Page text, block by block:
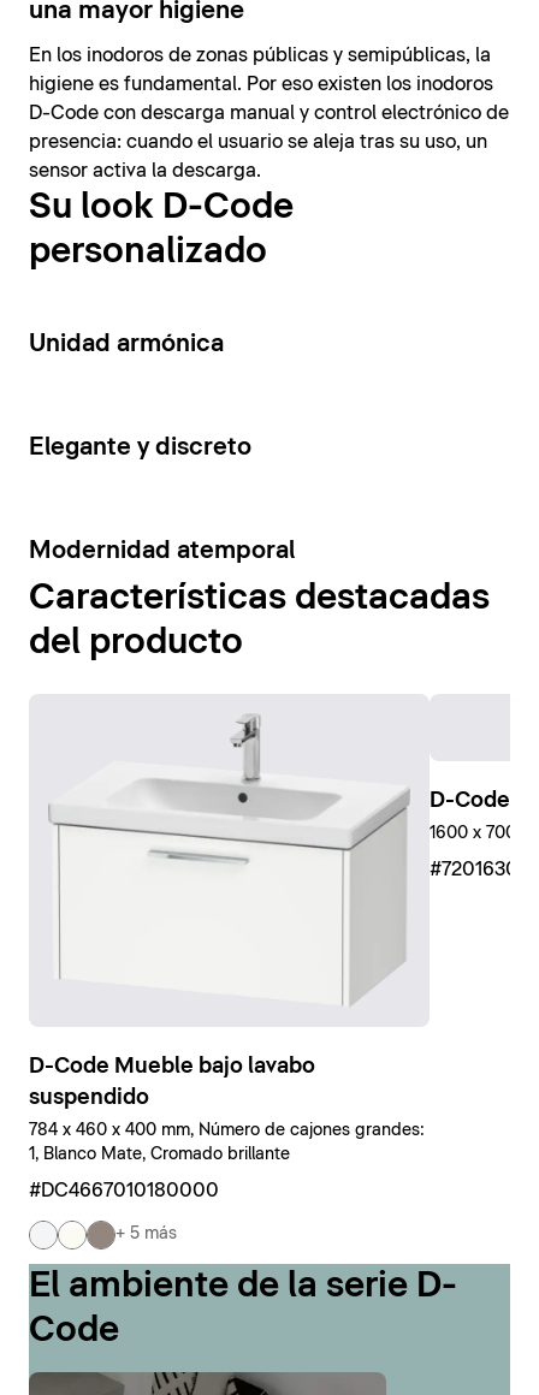
una mayor higiene
En los inodoros de zonas públicas y semipúblicas, la
higiene es fundamental. Por eso existen los inodoros
D-Code con descarga manual y control electrónico de
presencia: cuando el usuario se aleja tras su uso, un
sensor activa la descarga.
Su look D-Code
personalizado
14
Unidad armónica
15
Elegante y discreto
10
Modernidad atemporal
Características destacadas
del producto
D-Code Mueble bajo lavabo
suspendido
784 x 460 x 400 mm, Número de cajones grandes:
1, Blanco Mate, Cromado brillante
#DC4667010180000
+ 5 más
D-Code
1600 x 700
El ambiente de la serie D-
Code